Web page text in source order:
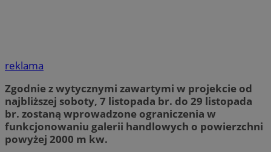
reklama
Zgodnie z wytycznymi zawartymi w projekcie od
najbliższej soboty, 7 listopada br. do 29 listopada
br. zostaną wprowadzone ograniczenia w
funkcjonowaniu galerii handlowych o powierzchni
powyżej 2000 m kw.